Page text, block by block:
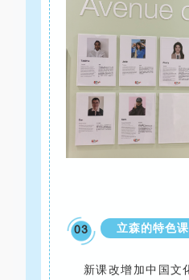
03 立森的特色
新课改增加中国文